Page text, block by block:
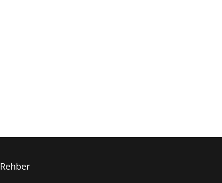
Rehber